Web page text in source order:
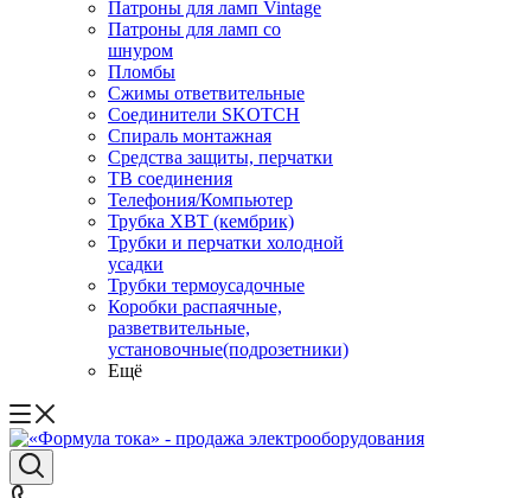
Патроны для ламп Vintage
Патроны для ламп со
шнуром
Пломбы
Сжимы ответвительные
Соединители SKOTCH
Спираль монтажная
Средства защиты, перчатки
ТВ соединения
Телефония/Компьютер
Трубка ХВТ (кембрик)
Трубки и перчатки холодной
усадки
Трубки термоусадочные
Коробки распаячные,
разветвительные,
установочные(подрозетники)
Ещё